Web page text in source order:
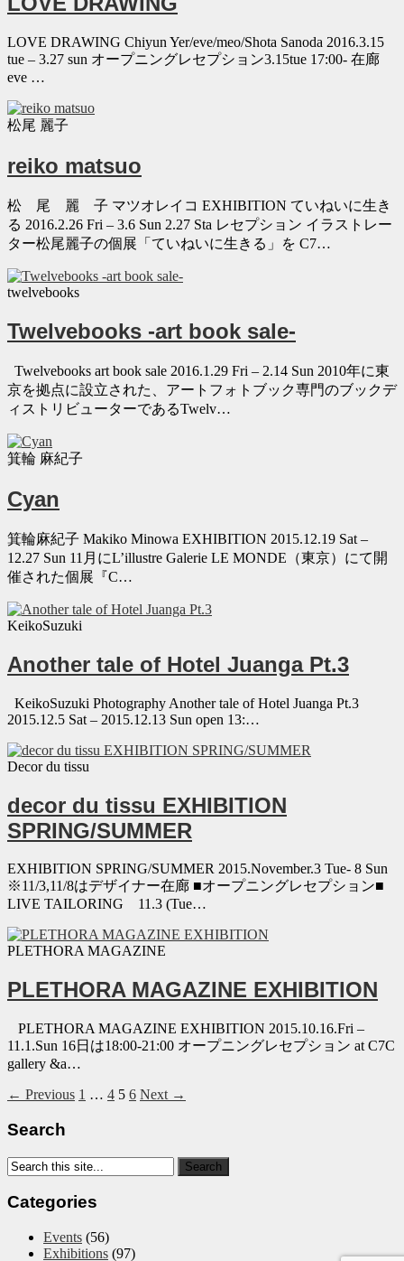
LOVE DRAWING Chiyun Yer/eve/meo/Shota Sanoda 2016.3.15
tue – 3.27 sun オープニングレセプション3.15tue 17:00- 在廊
eve …
松尾 麗子
reiko matsuo
松 尾 麗 子 マツオレイコ EXHIBITION ていねいに生き
る 2016.2.26 Fri – 3.6 Sun 2.27 Sta レセプション イラストレー
ター松尾麗子の個展「ていねいに生きる」を C7…
twelvebooks
Twelvebooks -art book sale-
Twelvebooks art book sale 2016.1.29 Fri – 2.14 Sun 2010年に東
京を拠点に設立された、アートフォトブック専門のブックデ
ィストリビューターであるTwelv…
箕輪 麻紀子
Cyan
箕輪麻紀子 Makiko Minowa EXHIBITION 2015.12.19 Sat –
12.27 Sun 11月にL’illustre Galerie LE MONDE（東京）にて開
催された個展『C…
KeikoSuzuki
Another tale of Hotel Juanga Pt.3
KeikoSuzuki Photography Another tale of Hotel Juanga Pt.3
2015.12.5 Sat – 2015.12.13 Sun open 13:…
Decor du tissu
decor du tissu EXHIBITION
SPRING/SUMMER
EXHIBITION SPRING/SUMMER 2015.November.3 Tue- 8 Sun
※11/3,11/8はデザイナー在廊 ■オープニングレセプション■
LIVE TAILORING 11.3 (Tue…
PLETHORA MAGAZINE
PLETHORA MAGAZINE EXHIBITION
PLETHORA MAGAZINE EXHIBITION 2015.10.16.Fri –
11.1.Sun 16日は18:00-21:00 オープニングレセプション at C7C
gallery &a…
← Previous 1 … 4 5 6 Next →
Search
Categories
Events (56)
Exhibitions (97)